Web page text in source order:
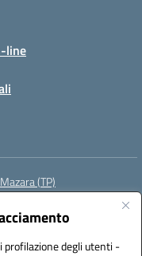
degli utenti -
line
(TP)